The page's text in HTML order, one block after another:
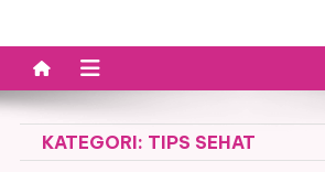
KATEGORI: TIPS SEHAT